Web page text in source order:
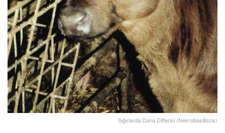
Sığırlarda Dana Difterisi (Nekrobasillozis)